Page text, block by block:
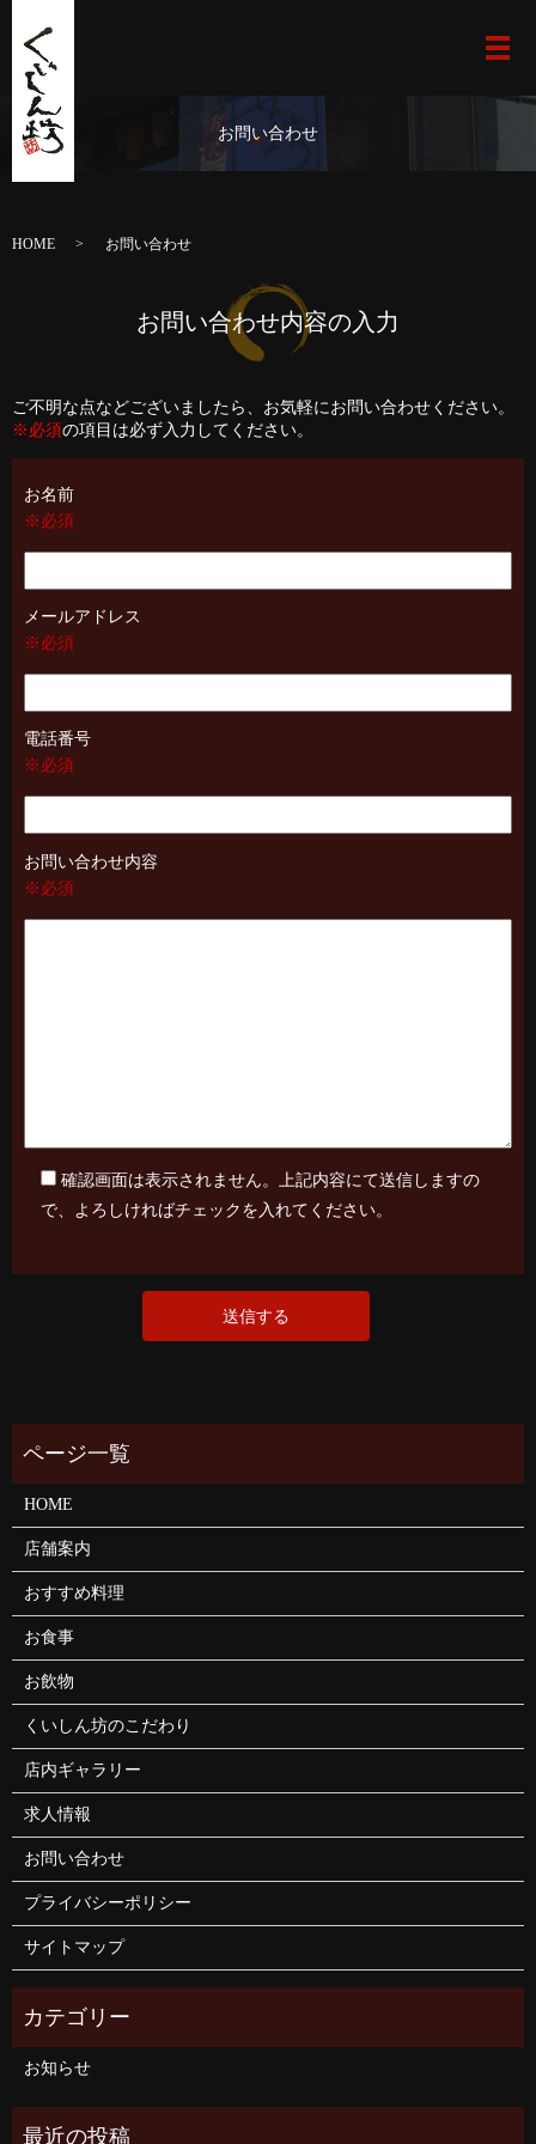
お問い合わせ
HOME お問い合わせ
お問い合わせ内容の入力
ご不明な点などございましたら、お気軽にお問い合わせください。
※必須の項目は必ず入力してください。
お名前
※必須
メールアドレス
※必須
電話番号
※必須
お問い合わせ内容
※必須
確認画面は表示されません。上記内容にて送信しますの
で、よろしければチェックを入れてください。
HOME
店舗案内
おすすめ料理
お食事
お飲物
くいしん坊のこだわり
店内ギャラリー
求人情報
お問い合わせ
プライバシーポリシー
サイトマップ
お知らせ